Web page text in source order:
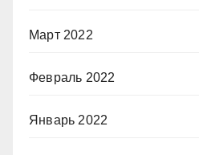
Март 2022
Февраль 2022
Январь 2022